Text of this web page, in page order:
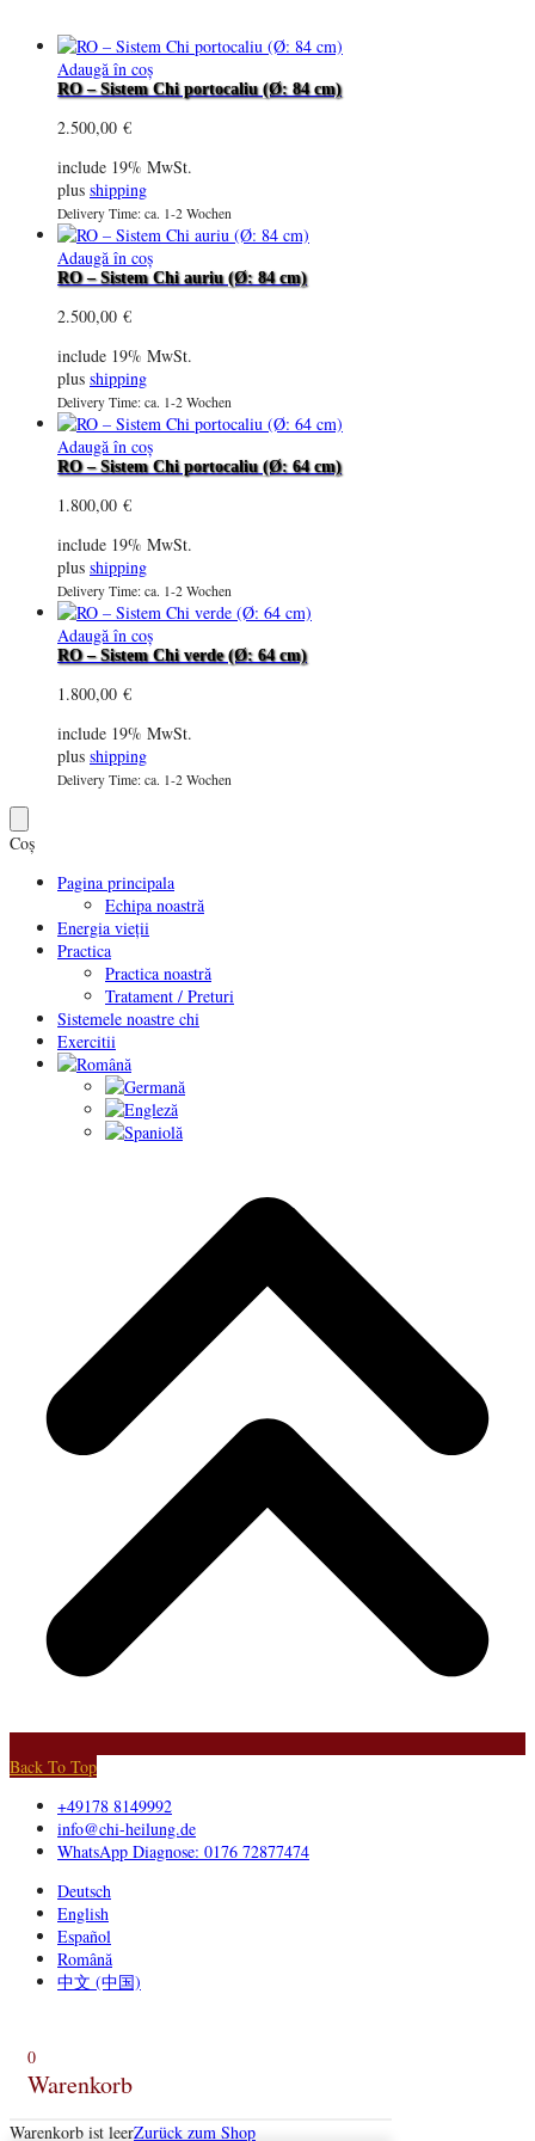
Adaugă în coș
RO – Sistem Chi portocaliu (Ø: 84 cm)
2.500,00 €
include 19% MwSt.
plus shipping
Delivery Time: ca. 1-2 Wochen
Adaugă în coș
RO – Sistem Chi auriu (Ø: 84 cm)
2.500,00 €
include 19% MwSt.
plus shipping
Delivery Time: ca. 1-2 Wochen
Adaugă în coș
RO – Sistem Chi portocaliu (Ø: 64 cm)
1.800,00 €
include 19% MwSt.
plus shipping
Delivery Time: ca. 1-2 Wochen
Adaugă în coș
RO – Sistem Chi verde (Ø: 64 cm)
1.800,00 €
include 19% MwSt.
plus shipping
Delivery Time: ca. 1-2 Wochen
Coș
Pagina principala
Echipa noastră
Energia vieții
Practica
Practica noastră
Tratament / Preturi
Sistemele noastre chi
Exercitii
Back To Top
+49178 8149992
info@chi-heilung.de
WhatsApp Diagnose: 0176 72877474
Deutsch
English
Español
Română
中文 (中国)
0
Warenkorb
Warenkorb ist leerZurück zum Shop